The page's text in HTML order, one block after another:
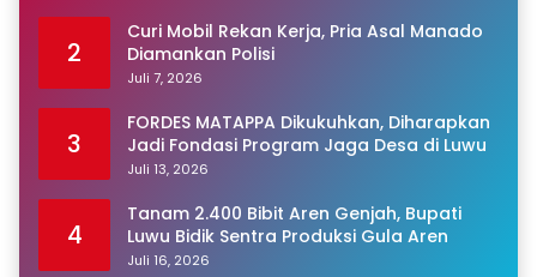
2
Curi Mobil Rekan Kerja, Pria Asal Manado
Diamankan Polisi
Juli 7, 2026
3
FORDES MATAPPA Dikukuhkan, Diharapkan
Jadi Fondasi Program Jaga Desa di Luwu
Juli 13, 2026
4
Tanam 2.400 Bibit Aren Genjah, Bupati
Luwu Bidik Sentra Produksi Gula Aren
Juli 16, 2026